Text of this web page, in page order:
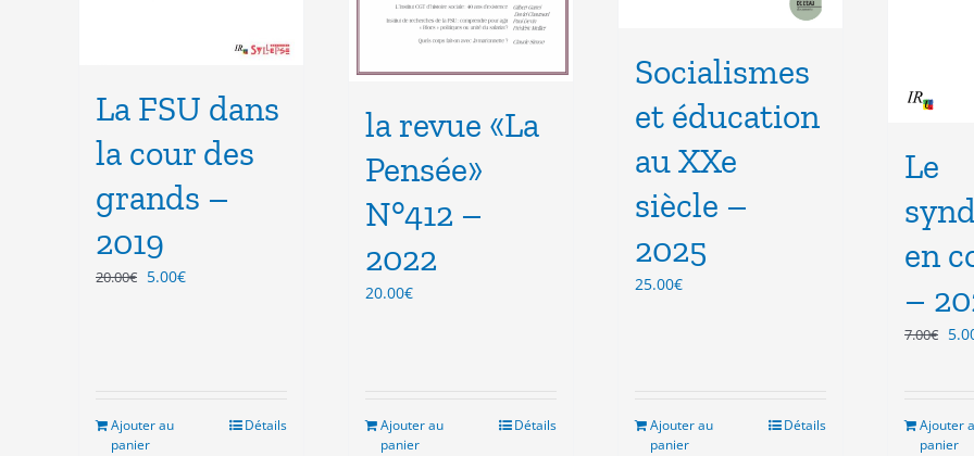
La FSU dans
la cour des
grands –
2019
20.00€ Le
5.00€Le
Ajouter au
panier
Détails
la revue «La
Pensée»
N°412 –
2022
20.00€
Ajouter au
panier
Détails
Socialismes
et éducation
au XXe
siècle –
2025
25.00€
Ajouter au
panier
Détails
Le
en
–
7.00€ Le
Ajouter
panier